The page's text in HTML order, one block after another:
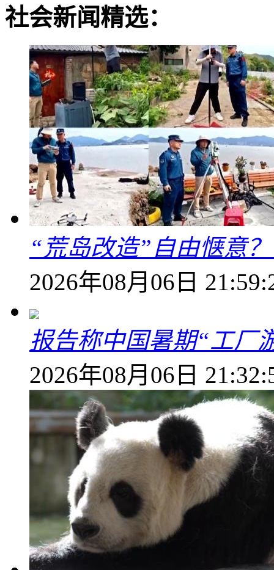
社会新闻精选：
“荒岛改造”自由惬意
2026年08月06日
报告称中国暑期“工厂
2026年08月06日